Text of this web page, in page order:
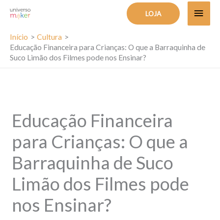
para
conteúdo
LOJA
Início
Cultura
Educação Financeira para Crianças: O que a Barraquinha de
Suco Limão dos Filmes pode nos Ensinar?
Educação Financeira
para Crianças: O que a
Barraquinha de Suco
Limão dos Filmes pode
nos Ensinar?